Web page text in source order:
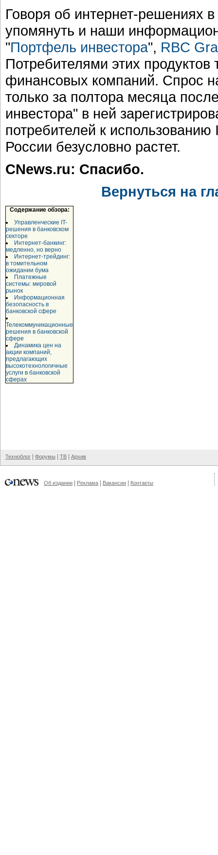
Говоря об интернет-решениях
упомянуть и наши
"Портфель инвестора", RBC
Потребителями этих
финансовых компаний. Спрос
только за полтора месяца
инвестора" в ней
потребителей к
России безусловно растет.
CNews.ru: Спасибо.
Вернуться на
Содержание обзора:
Управленческие IT-
решения в банковском
секторе
Интернет-банкинг:
медленно, но верно
Интернет-трейдинг:
в томительном
ожидании бума
Платежные
системы: мировой
рынок
Информационная
безопасность в
банковской сфере
Телекоммуникационные
решения в банковской
сфере
Динамика цен на
акции компаний,
предлагающих
высокотехнологичные
услуги в банковской
сферах
Техноблог Форумы ТВ Архив
Об издании Реклама Вакансии Контакты